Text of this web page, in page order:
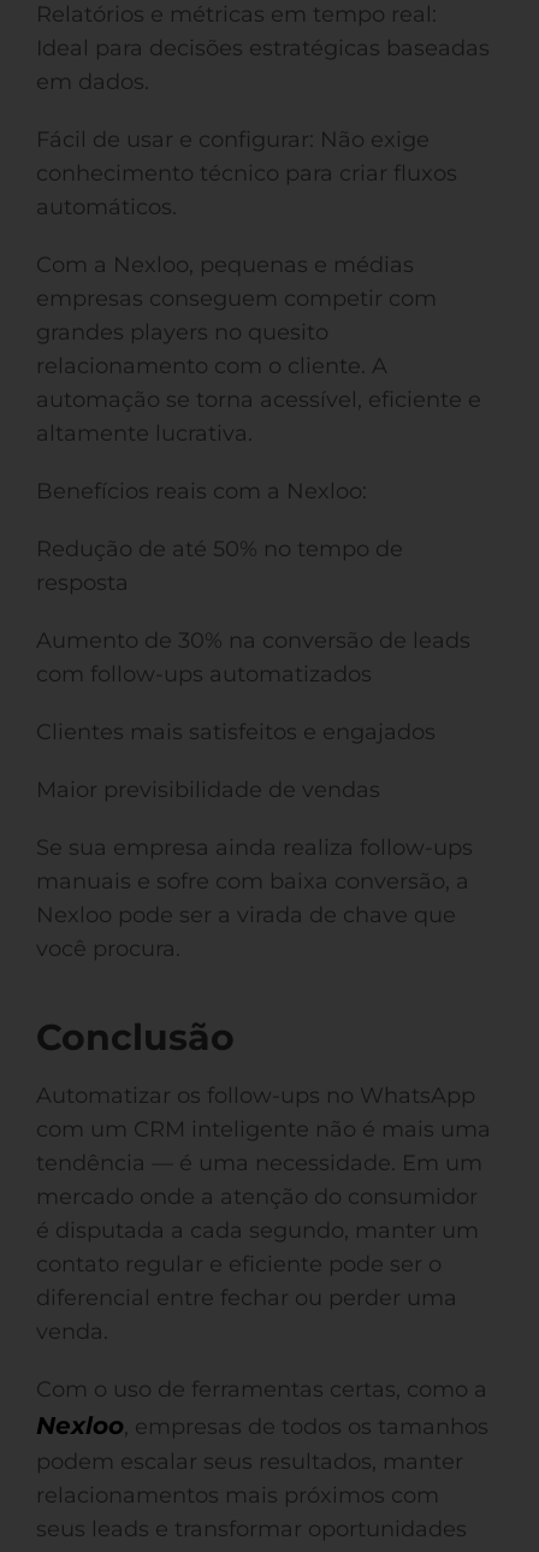
Relatórios e métricas em tempo real:
Ideal para decisões estratégicas baseadas
em dados.
Fácil de usar e configurar: Não exige
conhecimento técnico para criar fluxos
automáticos.
Com a Nexloo, pequenas e médias
empresas conseguem competir com
grandes players no quesito
relacionamento com o cliente. A
automação se torna acessível, eficiente e
altamente lucrativa.
Benefícios reais com a Nexloo:
Redução de até 50% no tempo de
resposta
Aumento de 30% na conversão de leads
com follow-ups automatizados
Clientes mais satisfeitos e engajados
Maior previsibilidade de vendas
Se sua empresa ainda realiza follow-ups
manuais e sofre com baixa conversão, a
Nexloo pode ser a virada de chave que
você procura.
Conclusão
Automatizar os follow-ups no WhatsApp
com um CRM inteligente não é mais uma
tendência — é uma necessidade. Em um
mercado onde a atenção do consumidor
é disputada a cada segundo, manter um
contato regular e eficiente pode ser o
diferencial entre fechar ou perder uma
venda.
Com o uso de ferramentas certas, como a
Nexloo, empresas de todos os tamanhos
podem escalar seus resultados, manter
relacionamentos mais próximos com
seus leads e transformar oportunidades